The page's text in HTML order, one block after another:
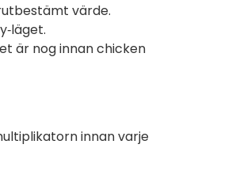
värde.
är nog innan chicken
innan varje